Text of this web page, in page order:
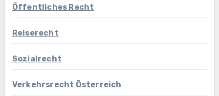
Öffentliches Recht
Reiserecht
Sozialrecht
Verkehrsrecht Österreich